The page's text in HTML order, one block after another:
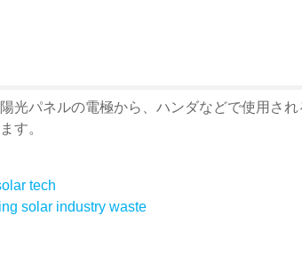
光パネルの電極から、ハンダなどで使用さ
す。
tech
solar industry waste